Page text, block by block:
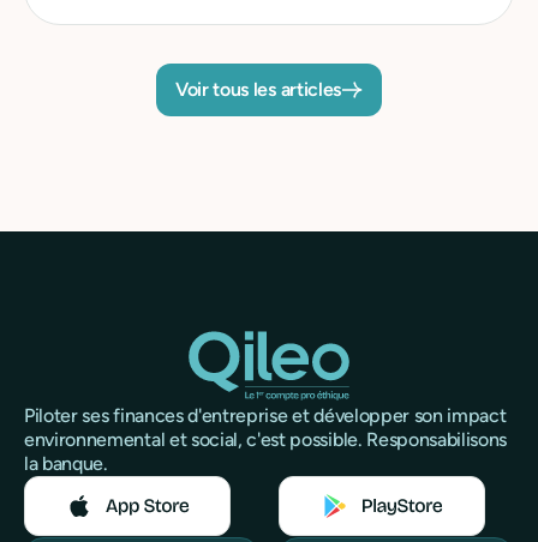
Voir tous les articles
Piloter ses finances d'entreprise et développer son impact
environnemental et social, c'est possible. Responsabilisons
la banque.